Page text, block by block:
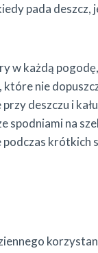
pada deszcz,
w każdą
nie
deszczu i
spodniami na
krótkich